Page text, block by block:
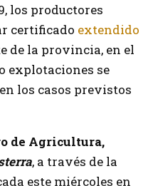
los productores
certificado extendido
de la provincia, en el
explotaciones se
los casos previstos
de Agricultura,
, a través de la
este miércoles en